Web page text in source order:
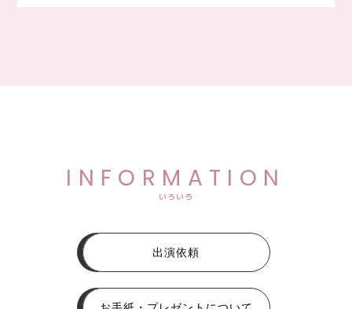
INFORMATION
いろいろ
出演依頼